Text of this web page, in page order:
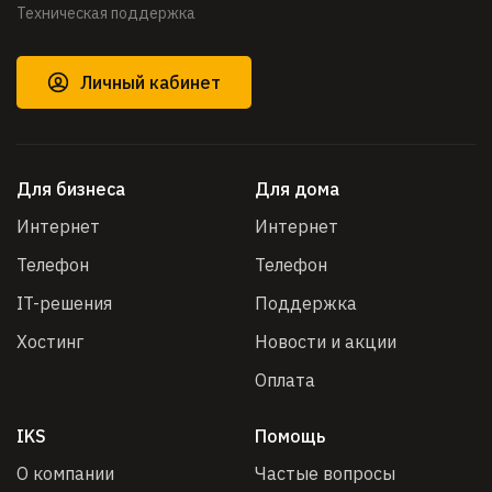
Техническая поддержка
Личный кабинет
Для бизнеса
Интернет
Телефон
IT-решения
Хостинг
Для дома
Интернет
Телефон
Поддержка
Новости и акции
Оплата
IKS
О компании
Помощь
Частые вопросы